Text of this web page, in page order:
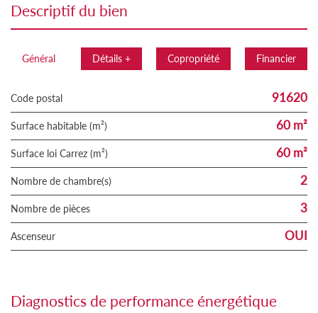
descriptif du bien
Général Détails + Copropriété Financier
Code postal 91620
Surface habitable (m²) 60 m²
Surface loi Carrez (m²) 60 m²
Nombre de chambre(s) 2
Nombre de pièces 3
Ascenseur OUI
diagnostics de performance énergétique